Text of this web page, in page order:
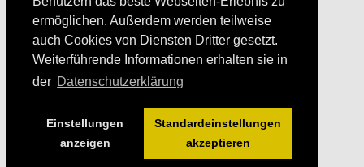
ermöglichen. Außerdem werden teilweise
auch Cookies von Diensten Dritter gesetzt.
Weiterführende Informationen erhalten sie in
der Datenschutzerklärung
Einstellungen
anzeigen
Standardeinstellungen
akzeptieren